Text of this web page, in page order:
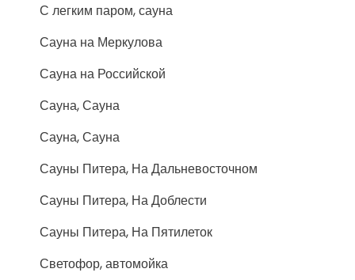
С легким паром, сауна
Сауна на Меркулова
Сауна на Российской
Сауна, Сауна
Сауна, Сауна
Сауны Питера, На Дальневосточном
Сауны Питера, На Доблести
Сауны Питера, На Пятилеток
Светофор, автомойка